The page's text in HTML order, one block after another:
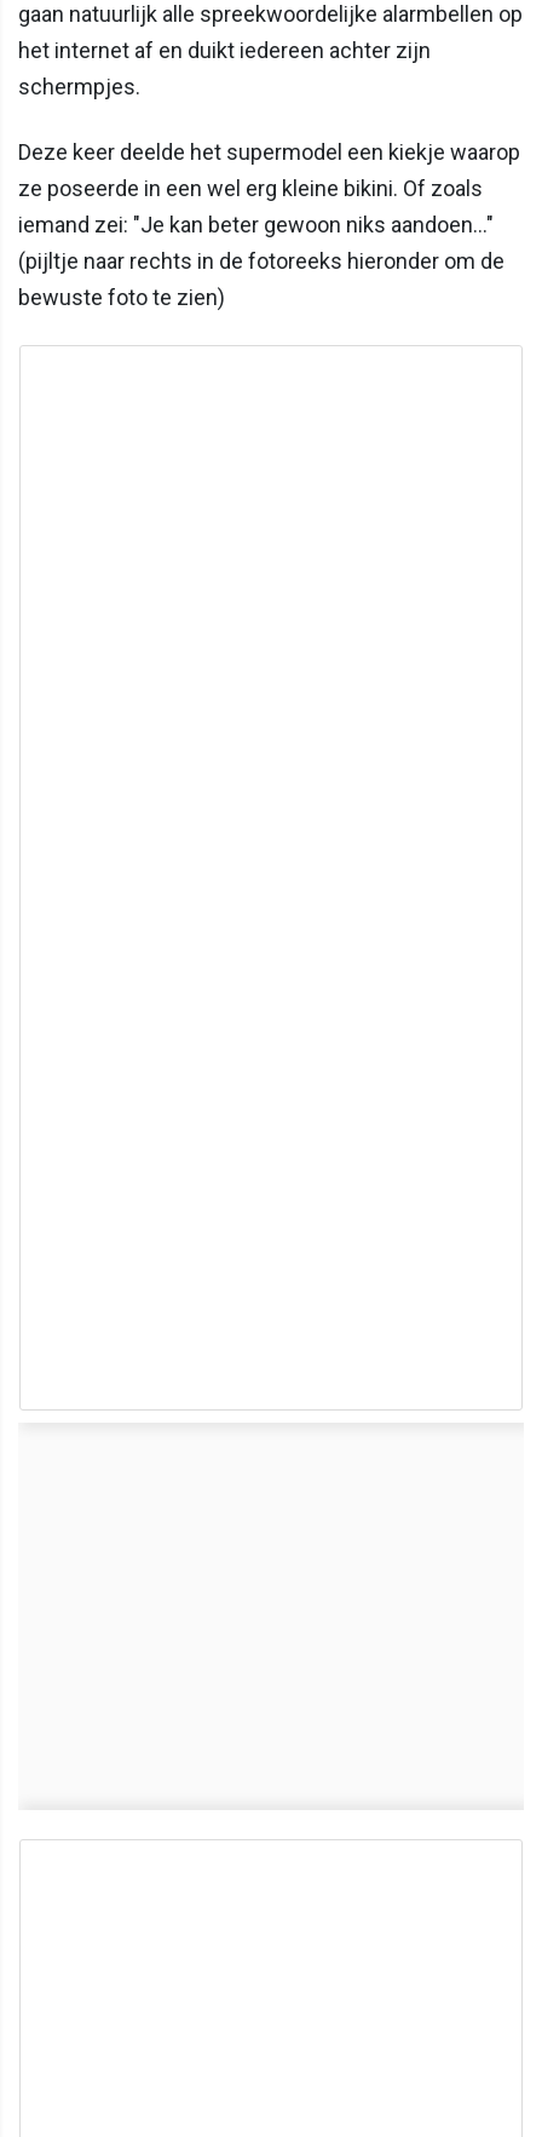
gaan natuurlijk alle spreekwoordelijke alarmbellen op
het internet af en duikt iedereen achter zijn
schermpjes.
Deze keer deelde het supermodel een kiekje waarop
ze poseerde in een wel erg kleine bikini. Of zoals
iemand zei: "Je kan beter gewoon niks aandoen..."
(pijltje naar rechts in de fotoreeks hieronder om de
bewuste foto te zien)